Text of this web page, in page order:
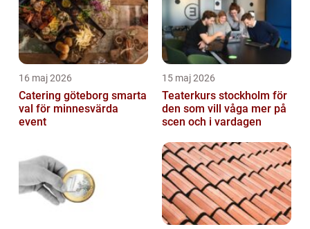
16 maj 2026
Catering göteborg smarta
val för minnesvärda
event
15 maj 2026
Teaterkurs stockholm för
den som vill våga mer på
scen och i vardagen